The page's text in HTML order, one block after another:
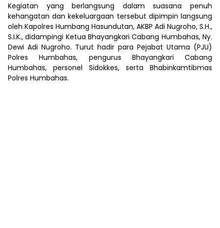
Kegiatan yang berlangsung dalam suasana penuh
kehangatan dan kekeluargaan tersebut dipimpin langsung
oleh Kapolres Humbang Hasundutan, AKBP Adi Nugroho, S.H.,
S.I.K., didampingi Ketua Bhayangkari Cabang Humbahas, Ny.
Dewi Adi Nugroho. Turut hadir para Pejabat Utama (PJU)
Polres Humbahas, pengurus Bhayangkari Cabang
Humbahas, personel Sidokkes, serta Bhabinkamtibmas
Polres Humbahas.